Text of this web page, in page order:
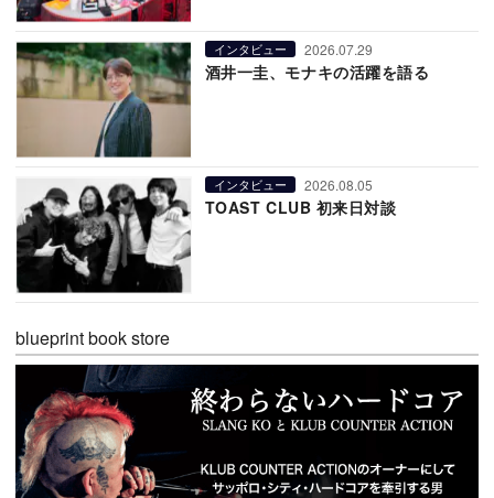
インタビュー 2026.07.29
酒井一圭、モナキの活躍を語る
インタビュー 2026.08.05
TOAST CLUB 初来日対談
blueprint book store